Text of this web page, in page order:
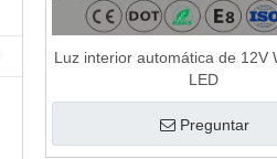
Luz interior automática de 12V
LED
Preguntar